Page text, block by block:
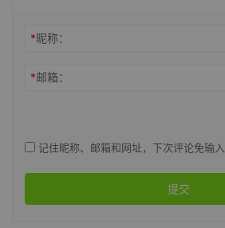
*昵称：
*邮箱：
记住昵称、邮箱和网址，下次评论免输入
提交